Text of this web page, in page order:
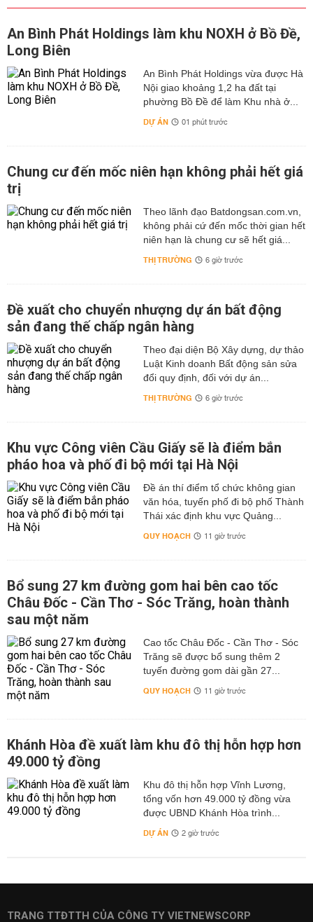
An Bình Phát Holdings làm khu NOXH ở Bồ Đề,
Long Biên
An Bình Phát Holdings vừa được Hà
Nội giao khoảng 1,2 ha đất tại
phường Bồ Đề để làm Khu nhà ở...
DỰ ÁN 01 phút trước
Chung cư đến mốc niên hạn không phải hết giá
trị
Theo lãnh đạo Batdongsan.com.vn,
không phải cứ đến mốc thời gian hết
niên hạn là chung cư sẽ hết giá...
THỊ TRƯỜNG 6 giờ trước
Đề xuất cho chuyển nhượng dự án bất động
sản đang thế chấp ngân hàng
Theo đại diện Bộ Xây dựng, dự thảo
Luật Kinh doanh Bất động sản sửa
đổi quy định, đối với dự án...
THỊ TRƯỜNG 6 giờ trước
Khu vực Công viên Cầu Giấy sẽ là điểm bắn
pháo hoa và phố đi bộ mới tại Hà Nội
Đề án thí điểm tổ chức không gian
văn hóa, tuyến phố đi bộ phố Thành
Thái xác định khu vực Quảng...
QUY HOẠCH 11 giờ trước
Bổ sung 27 km đường gom hai bên cao tốc
Châu Đốc - Cần Thơ - Sóc Trăng, hoàn thành
sau một năm
Cao tốc Châu Đốc - Cần Thơ - Sóc
Trăng sẽ được bổ sung thêm 2
tuyến đường gom dài gần 27...
QUY HOẠCH 11 giờ trước
Khánh Hòa đề xuất làm khu đô thị hỗn hợp hơn
49.000 tỷ đồng
Khu đô thị hỗn hợp Vĩnh Lương,
tổng vốn hơn 49.000 tỷ đồng vừa
được UBND Khánh Hòa trình...
DỰ ÁN 2 giờ trước
TRANG TTĐTTH CỦA CÔNG TY VIETNEWSCORP